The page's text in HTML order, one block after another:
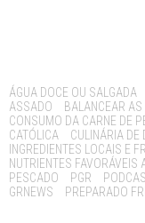
Tags:
ÁGUA DOCE OU SALGADA
ASSADO
BALANCEAR AS
CONSUMO DA CARNE DE
CATÓLICA
CULINÁRIA DE
INGREDIENTES LOCAIS E
NUTRIENTES FAVORÁVEIS
PESCADO
PGR
GRNEWS
PREPARADO